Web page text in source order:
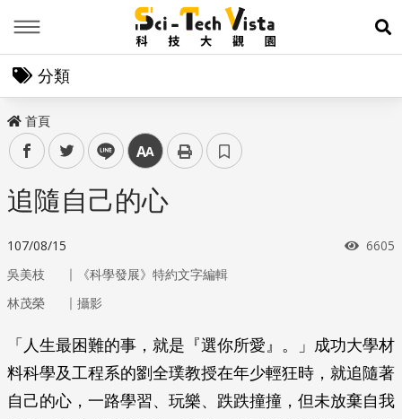
展
分類
首頁
facebooktwitter line 中
追隨自己的心
107/08/15 瀏覽
6605
吳美枝 ｜
《科學發展》特約文字編輯
林茂榮
｜ 攝影
「人生最困難的事，就是『選你所愛』。」成功大學材
料科學及工程系的劉全璞教授在年少輕狂時，就追隨著
自己的心，一路學習、玩樂、跌跌撞撞，但未放棄自我